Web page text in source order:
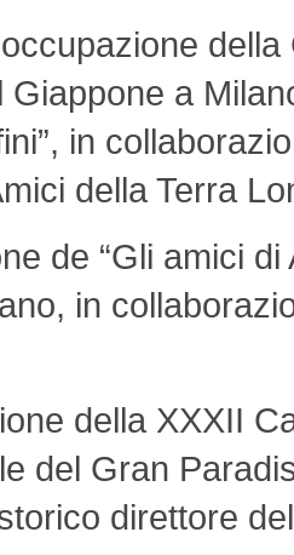
della
Giappone a
in
della Terra
de “Gli amici di
in
della XXXII
del Gran
direttore